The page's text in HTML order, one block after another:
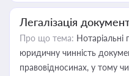
Легалізація
Про що тема:
юридичну чинність
правовідносинах, у тому